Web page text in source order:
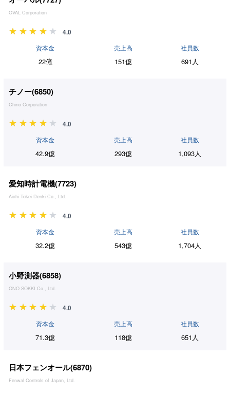
OVAL Corporation
4.0
資本金
22億
売上高
151億
社員数
691人
チノー(6850)
Chino Corporation
4.0
資本金
42.9億
売上高
293億
社員数
1,093人
愛知時計電機(7723)
Aichi Tokei Denki Co., Ltd.
4.0
資本金
32.2億
売上高
543億
社員数
1,704人
小野測器(6858)
ONO SOKKI Co., Ltd.
4.0
資本金
71.3億
売上高
118億
社員数
651人
日本フェンオール(6870)
Fenwal Controls of Japan, Ltd.